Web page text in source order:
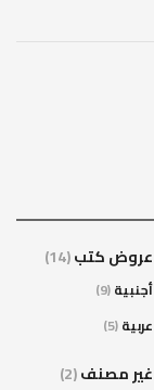
عروض كتب(14)
أجنبية(9)
عربية(5)
غير مصنف(2)